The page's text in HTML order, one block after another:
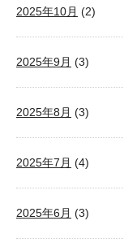
2025年10月 (2)
2025年9月 (3)
2025年8月 (3)
2025年7月 (4)
2025年6月 (3)